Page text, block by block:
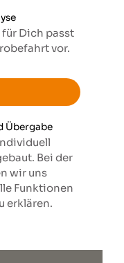
Dich passt
vor.
Übergabe
Bei der
wir uns
Funktionen
erklären.